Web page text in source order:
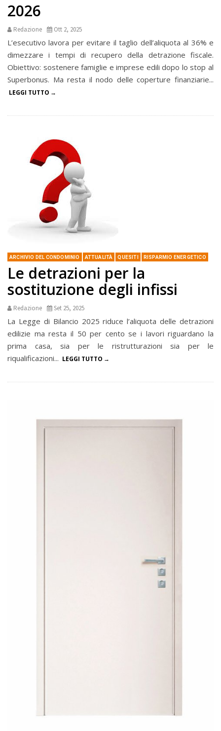
2026
Redazione Ott 2, 2025
L’esecutivo lavora per evitare il taglio dell’aliquota al 36% e
dimezzare i tempi di recupero della detrazione fiscale.
Obiettivo: sostenere famiglie e imprese edili dopo lo stop al
Superbonus. Ma resta il nodo delle coperture finanziarie...
LEGGI TUTTO
ARCHIVIO DEL CONDOMINIO ATTUALITÀ QUESITI RISPARMIO ENERGETICO
Le detrazioni per la
sostituzione degli infissi
Redazione Set 25, 2025
La Legge di Bilancio 2025 riduce l’aliquota delle detrazioni
edilizie ma resta il 50 per cento se i lavori riguardano la
prima casa, sia per le ristrutturazioni sia per le
riqualificazioni... LEGGI TUTTO